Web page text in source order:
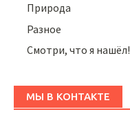
Природа
Разное
Смотри, что я нашёл!
МЫ В КОНТАКТЕ